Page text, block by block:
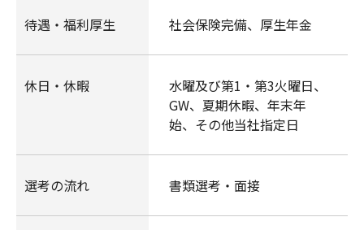
待遇・福利厚生 社会保険完備、厚生年金
休日・休暇
水曜及び第1・第3火曜日、
GW、夏期休暇、年末年
始、その他当社指定日
選考の流れ 書類選考・面接